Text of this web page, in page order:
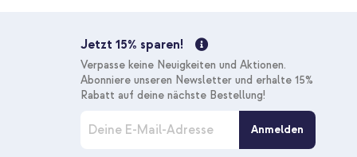
Galaxy A12 - Rosé gold + Original USB-C-zu-USB-C-
- 25 Watt - Schwarz
Jetzt 15% sparen!
Verpasse keine Neuigkeiten und Aktionen.
Abonniere unseren Newsletter und erhalte 15%
Rabatt auf deine nächste Bestellung!
Anmelden